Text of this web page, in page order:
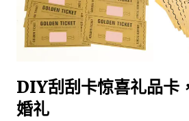
DIY刮刮卡惊喜礼品卡
婚礼